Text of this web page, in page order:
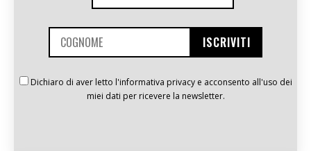
Dichiaro di aver letto l'informativa privacy e acconsento all'uso dei
miei dati per ricevere la newsletter.